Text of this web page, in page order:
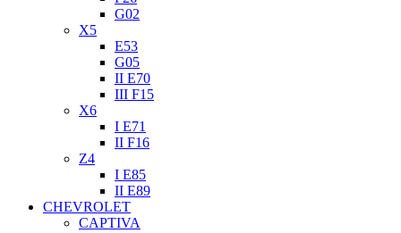
G02
X5
E53
G05
II E70
III F15
X6
I E71
II F16
Z4
I E85
II E89
CHEVROLET
CAPTIVA